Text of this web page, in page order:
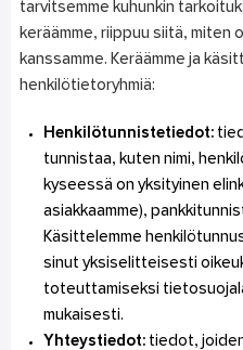
tarvitsemme kuhunkin
keräämme, riippuu siitä, miten
kanssamme. Keräämme ja
henkilötietoryhmiä:
Henkilötunnistetiedot:
tunnistaa, kuten nimi,
kyseessä on yksityinen
asiakkaamme),
Käsittelemme
sinut yksiselitteisesti
toteuttamiseksi
mukaisesti.
Yhteystiedot: tiedot,